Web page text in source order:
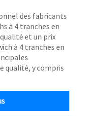
des fabricants
à 4 tranches en
et un prix
à 4 tranches en
qualité, y compris